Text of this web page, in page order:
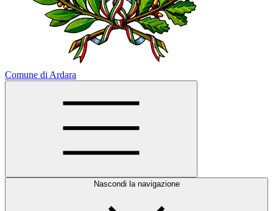
Comune di Ardara
Nascondi la navigazione